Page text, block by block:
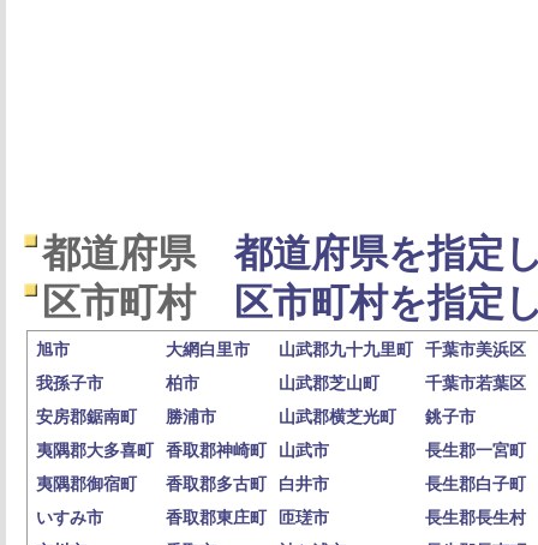
都道府県
都道府県を指定
区市町村
区市町村を指定
旭市 大網白里市 山武郡九十九里町
千葉市美浜区
我孫子市
柏市 山武郡芝山町
千葉市若葉区
安房郡鋸南町
勝浦市 山武郡横芝光町
銚子市
夷隅郡大多喜町
香取郡神崎町 山武市
長生郡一宮町
夷隅郡御宿町
香取郡多古町 白井市
長生郡白子町
いすみ市
香取郡東庄町 匝瑳市
長生郡長生村